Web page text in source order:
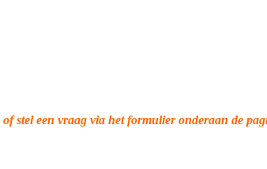
of stel een vraag via het formulier onderaan de